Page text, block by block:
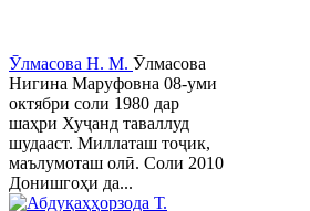
Ӯлмасова Н. М. Ӯлмасова
Нигина Маруфовна 08-уми
октябри соли 1980 дар
шаҳри Хуҷанд таваллуд
шудааст. Миллаташ тоҷик,
маълумоташ олӣ. Соли 2010
Донишгоҳи да...